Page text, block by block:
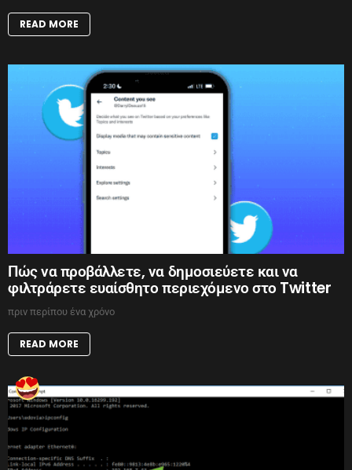
READ MORE
Πώς να προβάλλετε, να δημοσιεύετε και να
φιλτράρετε ευαίσθητο περιεχόμενο στο Twitter
πριν περίπου ένα χρόνο
READ MORE